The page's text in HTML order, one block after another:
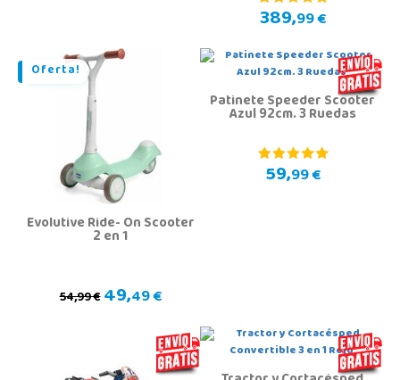
389,99 €
Oferta!
Evolutive Ride- On Scooter
2 en 1
54,99 €49,49 €
Patinete Speeder Scooter
Azul 92cm. 3 Ruedas
59,99 €